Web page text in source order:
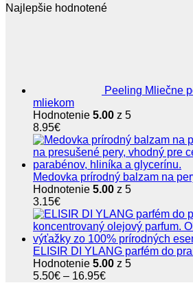
bola:
je:
Najlepšie hodnotené
Peeling Mliečne
mliekom
Hodnotenie 5.00 z 5
8.95€
Medovka prírodný balzam na
Hodnotenie 5.00 z 5
3.15€
ELISIR DI YLANG parfém do
Hodnotenie 5.00 z 5
5.50€ – 16.95€Price